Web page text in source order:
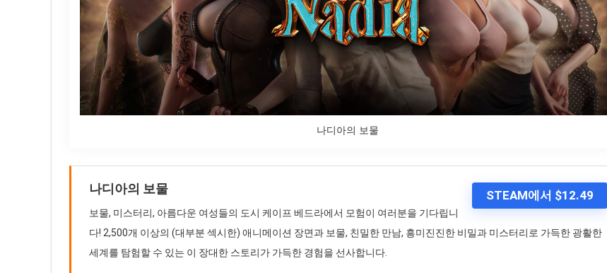
나디아의 보물
STEAM에서 $12.49
나디아의 보물
보물, 미스터리, 아름다운 여성들의 도시 케이프 베드라에서 모험이 여러분을 기다립니
다! 2,500개 이상의 (대부분 섹시한) 애니메이션 장면과 보물, 친밀한 만남, 흥미진진한 비밀과 미스터리로 가득한 광활한
세계를 탐험할 수 있는 이 장대한 스토리가 가득한 경험을 선사합니다.